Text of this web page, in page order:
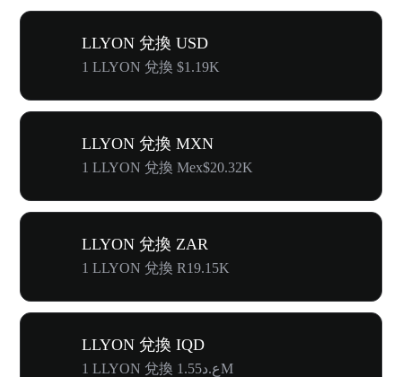
LLYON 兌換 USD
1 LLYON 兌換 $1.19K
LLYON 兌換 MXN
1 LLYON 兌換 Mex$20.32K
LLYON 兌換 ZAR
1 LLYON 兌換 R19.15K
LLYON 兌換 IQD
1 LLYON 兌換 ع.د1.55M